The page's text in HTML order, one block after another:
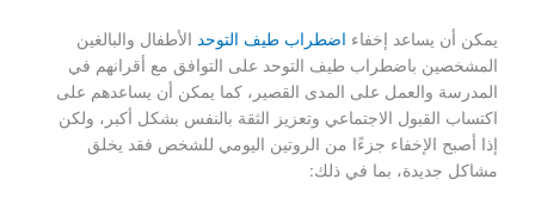
يمكن أن يساعد إخفاء اضطراب طيف التوحد الأطفال والبالغين
المشخصين باضطراب طيف التوحد على التوافق مع أقرانهم في
المدرسة والعمل على المدى القصير، كما يمكن أن يساعدهم على
اكتساب القبول الاجتماعي وتعزيز الثقة بالنفس بشكل أكبر، ولكن
إذا أصبح الإخفاء جزءًا من الروتين اليومي للشخص فقد يخلق
مشاكل جديدة، بما في ذلك: